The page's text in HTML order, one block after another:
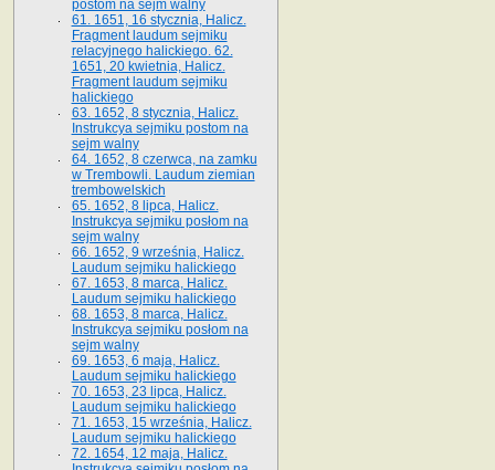
postom na sejm walny
61. 1651, 16 stycznia, Halicz.
Fragment laudum sejmiku
relacyjnego halickiego. 62.
1651, 20 kwietnia, Halicz.
Fragment laudum sejmiku
halickiego
63. 1652, 8 stycznia, Halicz.
Instrukcya sejmiku postom na
sejm walny
64. 1652, 8 czerwca, na zamku
w Trembowli. Laudum ziemian
trembowelskich
65. 1652, 8 lipca, Halicz.
Instrukcya sejmiku posłom na
sejm walny
66. 1652, 9 września, Halicz.
Laudum sejmiku halickiego
67. 1653, 8 marca, Halicz.
Laudum sejmiku halickiego
68. 1653, 8 marca, Halicz.
Instrukcya sejmiku posłom na
sejm walny
69. 1653, 6 maja, Halicz.
Laudum sejmiku halickiego
70. 1653, 23 lipca, Halicz.
Laudum sejmiku halickiego
71. 1653, 15 września, Halicz.
Laudum sejmiku halickiego
72. 1654, 12 maja, Halicz.